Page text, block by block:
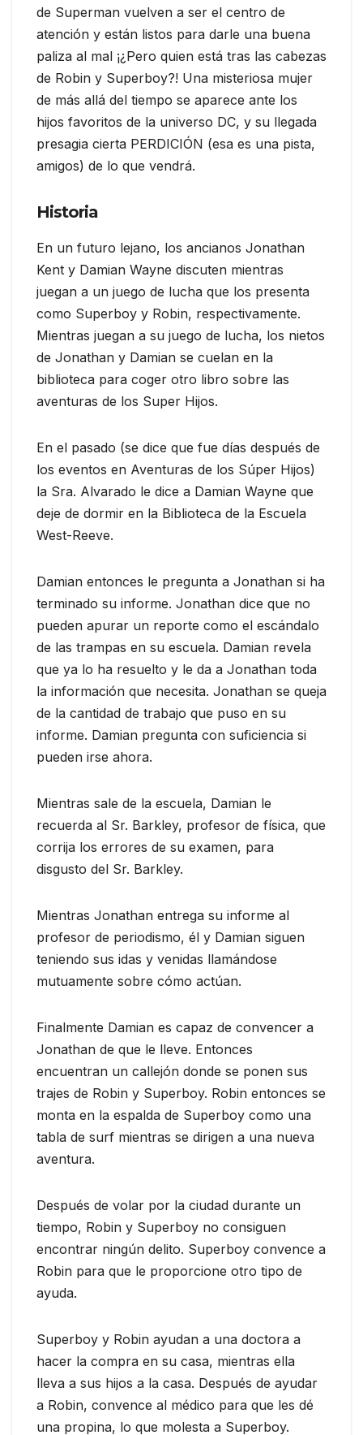
de Superman vuelven a ser el centro de
atención y están listos para darle una buena
paliza al mal ¡¿Pero quien está tras las cabezas
de Robin y Superboy?! Una misteriosa mujer
de más allá del tiempo se aparece ante los
hijos favoritos de la universo DC, y su llegada
presagia cierta PERDICIÓN (esa es una pista,
amigos) de lo que vendrá.
Historia
En un futuro lejano, los ancianos Jonathan
Kent y Damian Wayne discuten mientras
juegan a un juego de lucha que los presenta
como Superboy y Robin, respectivamente.
Mientras juegan a su juego de lucha, los nietos
de Jonathan y Damian se cuelan en la
biblioteca para coger otro libro sobre las
aventuras de los Super Hijos.
En el pasado (se dice que fue días después de
los eventos en Aventuras de los Súper Hijos)
la Sra. Alvarado le dice a Damian Wayne que
deje de dormir en la Biblioteca de la Escuela
West-Reeve.
Damian entonces le pregunta a Jonathan si ha
terminado su informe. Jonathan dice que no
pueden apurar un reporte como el escándalo
de las trampas en su escuela. Damian revela
que ya lo ha resuelto y le da a Jonathan toda
la información que necesita. Jonathan se queja
de la cantidad de trabajo que puso en su
informe. Damian pregunta con suficiencia si
pueden irse ahora.
Mientras sale de la escuela, Damian le
recuerda al Sr. Barkley, profesor de física, que
corrija los errores de su examen, para
disgusto del Sr. Barkley.
Mientras Jonathan entrega su informe al
profesor de periodismo, él y Damian siguen
teniendo sus idas y venidas llamándose
mutuamente sobre cómo actúan.
Finalmente Damian es capaz de convencer a
Jonathan de que le lleve. Entonces
encuentran un callejón donde se ponen sus
trajes de Robin y Superboy. Robin entonces se
monta en la espalda de Superboy como una
tabla de surf mientras se dirigen a una nueva
aventura.
Después de volar por la ciudad durante un
tiempo, Robin y Superboy no consiguen
encontrar ningún delito. Superboy convence a
Robin para que le proporcione otro tipo de
ayuda.
Superboy y Robin ayudan a una doctora a
hacer la compra en su casa, mientras ella
lleva a sus hijos a la casa. Después de ayudar
a Robin, convence al médico para que les dé
una propina, lo que molesta a Superboy.